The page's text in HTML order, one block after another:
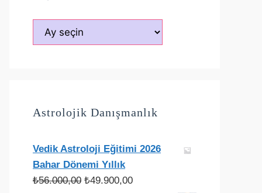
Arşivler
Astrolojik Danışmanlık
Vedik Astroloji Eğitimi 2026
Bahar Dönemi Yıllık
₺56.000,00 Orijinal
₺49.900,00Şu